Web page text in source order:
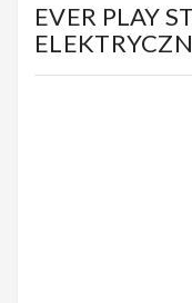
Gitary
EVER PLAY